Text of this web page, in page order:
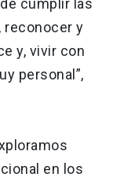
cumplir las
reconocer y
y, vivir con
personal”,
en los